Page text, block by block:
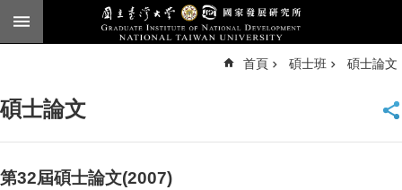
跳到主要內容區塊
臺
頁
首頁 碩士班 碩士論文
碩士論文
第32屆碩士論文(2007)